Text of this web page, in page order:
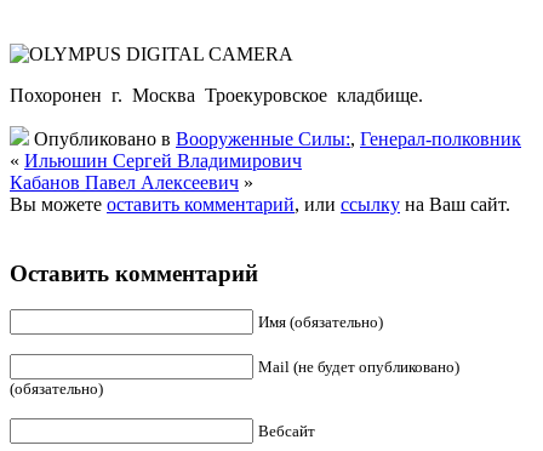
Похоронен г. Москва Троекуровское кладбище.
Опубликовано в Вооруженные Силы:, Генерал-полковник
« Ильюшин Сергей Владимирович
Кабанов Павел Алексеевич »
Вы можете оставить комментарий, или ссылку на Ваш сайт.
Оставить комментарий
Имя (обязательно)
Mail (не будет опубликовано)
(обязательно)
Вебсайт